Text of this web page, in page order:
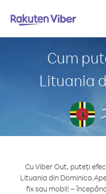
Cum
Lituania
Cu Viber Out, puteți
Lituania din Dominica.
fix sau mobil! –